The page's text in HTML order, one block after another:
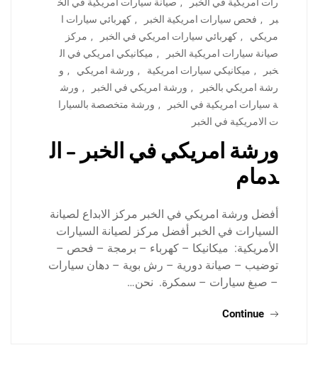
بر
, فحص سيارات امريكية الخبر , كهربائي سيارات ا
مريكي
, كهربائي سيارات امريكي في الخبر , مركز
صيانة سيارات امريكية الخبر
, ميكانيكي امريكي في ال
خبر
, ميكانيكي سيارات امريكية , ورشة امريكي , و
رشة امريكي بالخبر
, ورشة امريكي في الخبر , ورش
ة سيارات امريكية في الخبر
, ورشة متخصصة بالسيارا
ت الامريكية في الخبر
ورشة امريكي في الخبر – ال
دمام
أفضل ورشة امريكي في الخبر مركز الابداع لصيانة
السيارات في الخبر أفضل مركز لصيانة السيارات
الأمريكية: ميكانيكا – كهرباء – برمجة – فحص –
توضيب – صيانة دورية – رش بوية – دهان سيارات
– صبغ سيارات – سمكرة. نحن…
Continue